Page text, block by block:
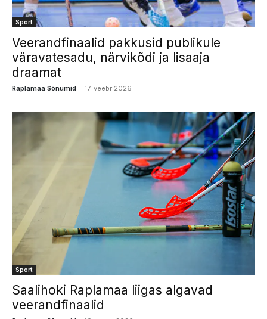
Sport
Veerandfinaalid pakkusid publikule
väravatesadu, närvikõdi ja lisaaja
draamat
Raplamaa Sõnumid - 17. veebr 2026
Sport
Saalihoki Raplamaa liigas algavad
veerandfinaalid